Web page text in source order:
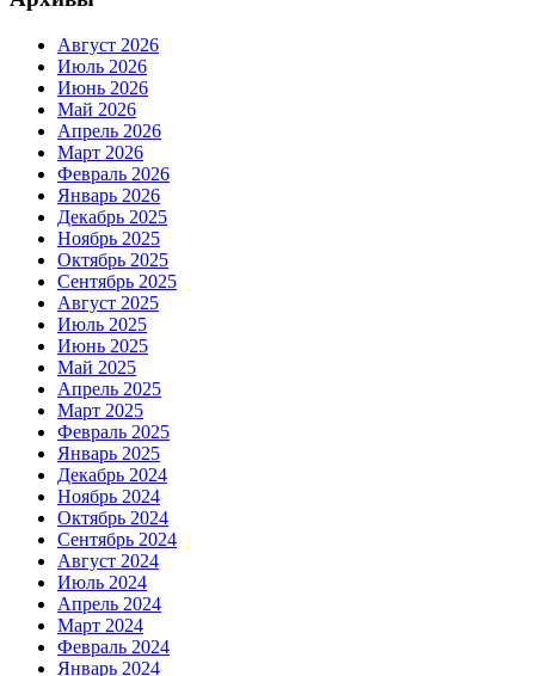
Август 2026
Июль 2026
Июнь 2026
Май 2026
Апрель 2026
Март 2026
Февраль 2026
Январь 2026
Декабрь 2025
Ноябрь 2025
Октябрь 2025
Сентябрь 2025
Август 2025
Июль 2025
Июнь 2025
Май 2025
Апрель 2025
Март 2025
Февраль 2025
Январь 2025
Декабрь 2024
Ноябрь 2024
Октябрь 2024
Сентябрь 2024
Август 2024
Июль 2024
Апрель 2024
Март 2024
Февраль 2024
Январь 2024